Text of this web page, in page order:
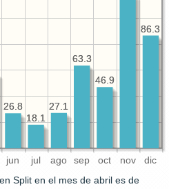
jun jul ago sep oct nov dic
86.3
46.9
63.3
27.1
18.1
26.8
86.3
46.9
63.3
27.1
18.1
26.8
Split en el mes de abril es de